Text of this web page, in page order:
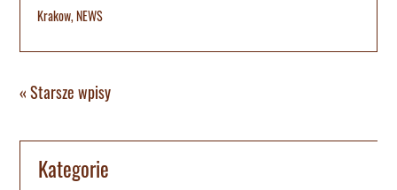
Krakow,NEWS
« Starsze wpisy
Kategorie